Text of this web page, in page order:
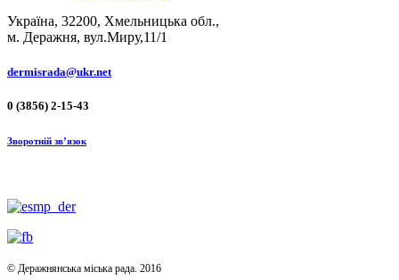
Україна, 32200, Хмельницька обл.,
м. Деражня, вул.Миру,11/1
dermisrada@ukr.net
0 (3856) 2-15-43
Зворотній зв’язок
© Деражнянська міська рада. 2016